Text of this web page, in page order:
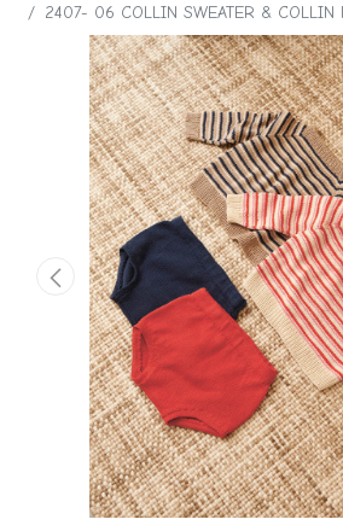
2407- 06 COLLIN SWEATER & COLLIN